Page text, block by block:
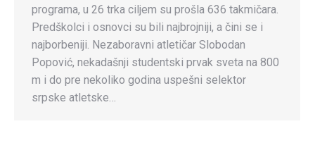
programa, u 26 trka ciljem su prošla 636 takmičara.
Predškolci i osnovci su bili najbrojniji, a čini se i
najborbeniji. Nezaboravni atletičar Slobodan
Popović, nekadašnji studentski prvak sveta na 800
m i do pre nekoliko godina uspešni selektor
srpske atletske…